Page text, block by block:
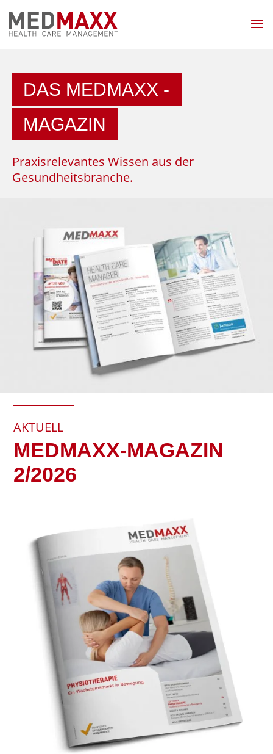
DAS MEDMAXX -
MAGAZIN
Praxisrelevantes Wissen aus der
Gesundheitsbranche.
AKTUELL
MEDMAXX-MAGAZIN
2/2026